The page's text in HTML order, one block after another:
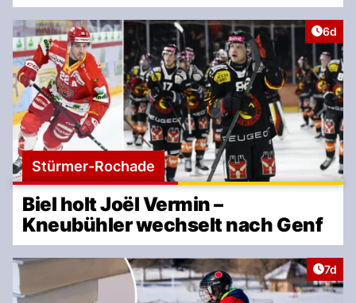
6d
Stürmer-Rochade
Biel holt Joël Vermin –
Kneubühler wechselt nach Genf
7d